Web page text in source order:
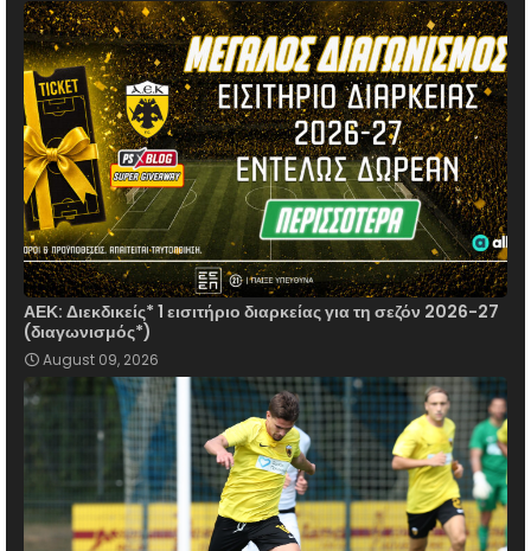
ΑΕΚ: Διεκδικείς* 1 εισιτήριο διαρκείας για τη σεζόν 2026-27
(διαγωνισμός*)
August 09, 2026